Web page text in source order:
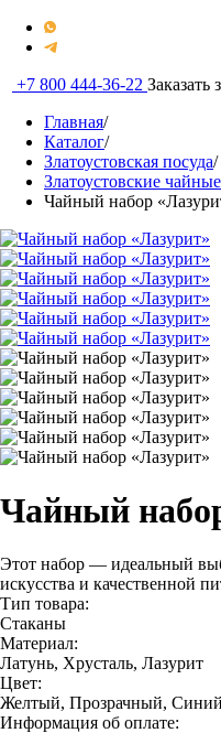
+7 800 444-36-22 Заказать
Главная/
Каталог/
Златоустовская посуда/
Златоустовские
Чайный набор
Чайный
Этот набор — идеальный
искусства и качественной
Тип товара:
Стаканы
Материал:
Латунь, Хрусталь, Лазурит
Цвет:
Желтый, Прозрачный, Синий
Информация об оплате: